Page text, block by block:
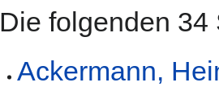
Die folgenden
Ackermann,